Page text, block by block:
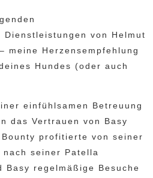
Dienstleistungen von Helmut
meine Herzensempfehlung
Hundes (oder auch
einfühlsamen Betreuung
das Vertrauen von Basy
profitierte von seiner
seiner Patella
Basy regelmäßige Besuche